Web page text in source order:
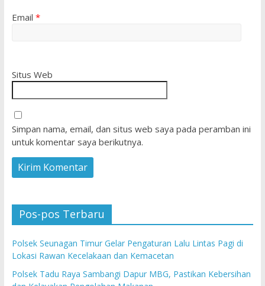
Email *
Situs Web
Simpan nama, email, dan situs web saya pada peramban ini
untuk komentar saya berikutnya.
Pos-pos Terbaru
Polsek Seunagan Timur Gelar Pengaturan Lalu Lintas Pagi di
Lokasi Rawan Kecelakaan dan Kemacetan
Polsek Tadu Raya Sambangi Dapur MBG, Pastikan Kebersihan